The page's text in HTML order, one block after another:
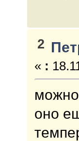
2
« :
можно
оно